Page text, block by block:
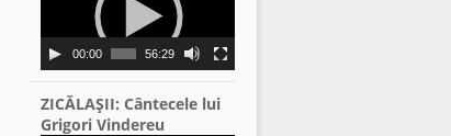
00:00 56:29
ZICĂLAŞII: Cântecele lui
Grigori Vindereu